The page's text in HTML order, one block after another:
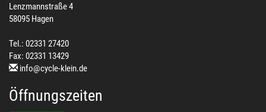
Lenzmannstraße 4
58095 Hagen
Tel.: 02331 27420
Fax: 02331 13429
info@cycle-klein.de
Öffnungszeiten